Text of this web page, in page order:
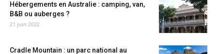
Hébergements en Australie : camping, van,
B&B ou auberges ?
21 juin 2022
Cradle Mountain : un parc national au